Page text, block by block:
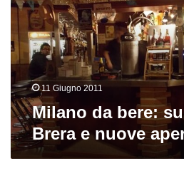
zona
e
nuove
aperture
11 Giugno 2011
Milano da bere:
Brera e nuove